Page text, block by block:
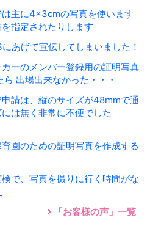
は主に4×3cmの写真を使います
指定されたりします
あげて宣伝してしまいました！
カーのメンバー登録用の証明写真
出場出来なかった・・・
申請は、縦のサイズが48mmで通
は無く非常に不便でした
園のための証明写真を作成する
検で、写真を撮りに行く時間がな
「お客様の声」一覧